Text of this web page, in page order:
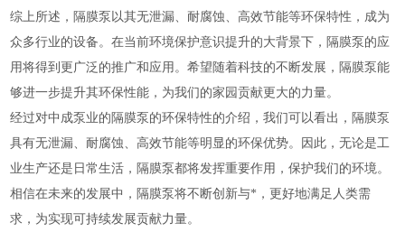
综上所述，隔膜泵以其无泄漏、耐腐蚀、高效节能等环保特性，成为
众多行业的设备。在当前环境保护意识提升的大背景下，隔膜泵的应
用将得到更广泛的推广和应用。希望随着科技的不断发展，隔膜泵能
够进一步提升其环保性能，为我们的家园贡献更大的力量。
经过对中成泵业的隔膜泵的环保特性的介绍，我们可以看出，隔膜泵
具有无泄漏、耐腐蚀、高效节能等明显的环保优势。因此，无论是工
业生产还是日常生活，隔膜泵都将发挥重要作用，保护我们的环境。
相信在未来的发展中，隔膜泵将不断创新与*，更好地满足人类需
求，为实现可持续发展贡献力量。